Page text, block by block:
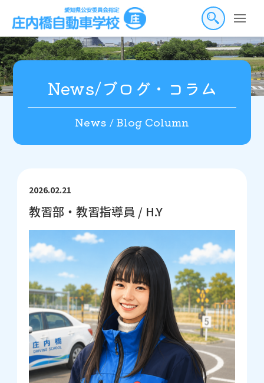
the
content
News/ブログ・コラム
News / Blog Column
教習部・教習指導員 / H.Y
2026.02.21